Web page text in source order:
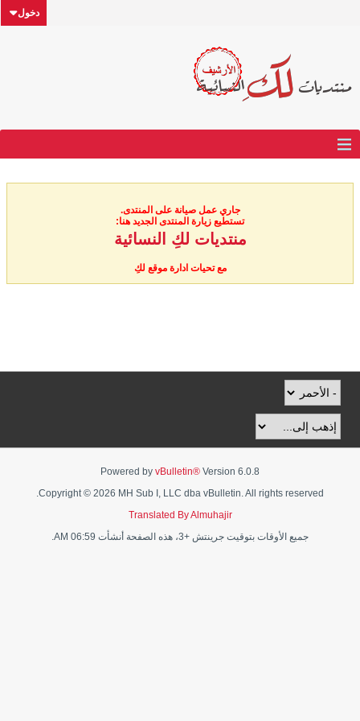
دخول
جاري عمل صيانة على المنتدى.
تستطيع زيارة المنتدى الجديد هنا:
منتديات لكِ النسائية
مع تحيات ادارة موقع لكِ
Powered by vBulletin® Version 6.0.8
Copyright © 2026 MH Sub I, LLC dba vBulletin. All rights reserved.
Translated By Almuhajir
جميع الأوقات بتوقيت جرينتش +3، هذه الصفحة أنشأت 06:59 AM.